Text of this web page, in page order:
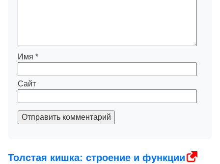
Имя *
Сайт
Отправить комментарий
Толстая кишка: строение и функции